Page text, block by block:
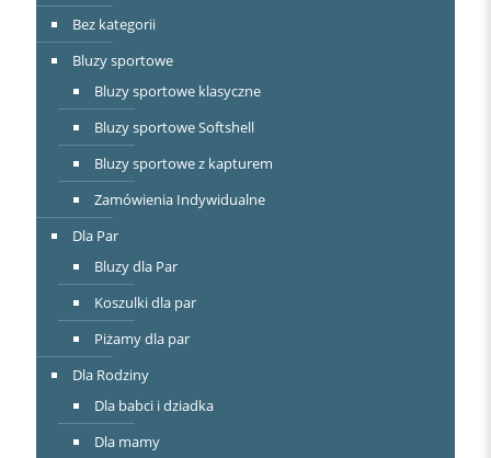
Bez kategorii
Bluzy sportowe
Bluzy sportowe klasyczne
Bluzy sportowe Softshell
Bluzy sportowe z kapturem
Zamówienia Indywidualne
Dla Par
Bluzy dla Par
Koszulki dla par
Piżamy dla par
Dla Rodziny
Dla babci i dziadka
Dla mamy